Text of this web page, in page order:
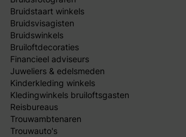
Bruidstaart winkels
Bruidsvisagisten
Bruidswinkels
Bruiloftdecoraties
Financieel adviseurs
Juweliers & edelsmeden
Kinderkleding winkels
Kledingwinkels bruiloftsgasten
Reisbureaus
Trouwambtenaren
Trouwauto's